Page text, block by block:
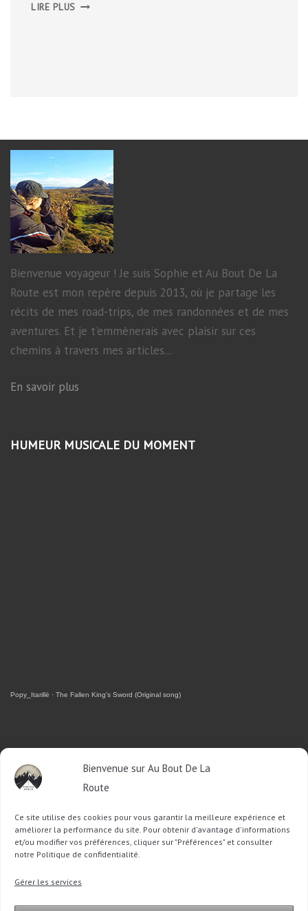
Bienvenue sur Au Bout De La
Route
Ce site utilise des cookies pour vous garantir la meilleure expérience et
améliorer la performance du site. Pour obtenir d'avantage d'informations
et/ou modifier vos préférences, cliquer sur "Préférences" et consulter
notre Politique de confidentialité.
Gérer les services
LIRE PLUS SUD-
Bienvenue voyageur ! Je suis Sophie et Au Bout De La
Route est mon repère depuis 2013, où je partage les
récits de mes road-trips, de mes randonnées et de mes
aventures. Et je t'emmènerais avec plaisir sur ces
chemins à travers mes articles...
En savoir plus
HUMEUR MUSICALE DU MOMENT
Popy_Itarillë · The Fallen King's Sword (Original song)
RETROUVEZ-MOI SUR FACEBOOK
OU SUR TWITTER
Follow @Sophie_ABDLRTweet to @Sophie_ABDLR